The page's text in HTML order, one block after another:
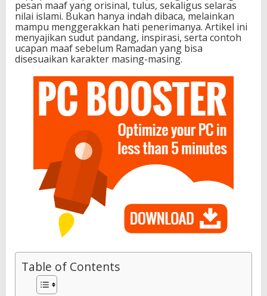
pesan maaf yang orisinal, tulus, sekaligus selaras
nilai islami. Bukan hanya indah dibaca, melainkan
mampu menggerakkan hati penerimanya. Artikel ini
menyajikan sudut pandang, inspirasi, serta contoh
ucapan maaf sebelum Ramadan yang bisa
disesuaikan karakter masing-masing.
Table of Contents